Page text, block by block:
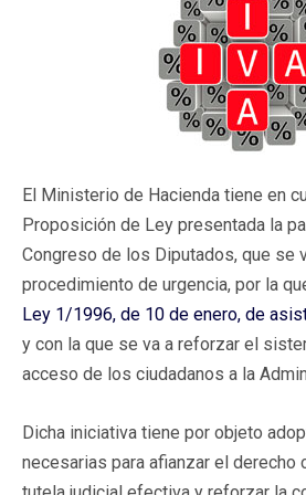
El Ministerio de Hacienda tiene en
Proposición de Ley presentada la
Congreso de los Diputados, que se
procedimiento de urgencia, por la
Ley 1/1996, de 10 de enero, de
y con la que se va a reforzar el
acceso de los ciudadanos a la
Dicha iniciativa tiene por objeto
necesarias para afianzar el derecho